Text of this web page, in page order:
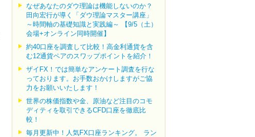
なぜあなたのダウ理論は機能しないのか？
田向宏行が導く「ダウ理論マスター講座」
～時間軸の基礎知識と実践編～ 【9/5（土）
会場+オンライン同時開催】
約40口座を調査して比較！高金利通貨を含
む12通貨ペアのスワップポイントを紹介！
ザイFX！では簡単なアンケート調査を行な
っております。お手数おかけしますがご協
力をお願いいたします！
世界の株価指数や金、原油など注目のコモ
ディティを取引できるCFD口座を徹底比
較！
毎月更新中！人気FX口座ランキング。 ラン